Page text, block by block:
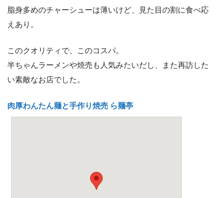
脂身多めのチャーシューは薄いけど、見た目の割に食べ応
えあり。
このクオリティで、このコスパ。
半ちゃんラーメンや焼売も人気みたいだし、また再訪した
い素敵なお店でした。
肉厚わんたん麺と手作り焼売 ら麺亭